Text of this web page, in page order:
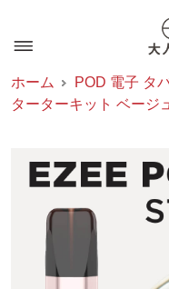
ホーム POD 電子 タ
ターターキット ベージ